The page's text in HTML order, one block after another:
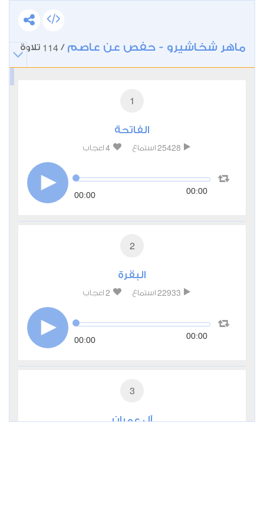
ماهر شخاشيرو - حفص عن عاصم /
114 تلاوة
1
الفاتحة
25428 استماع 4 اعجاب
00:00 00:00
2
البقرة
22933 استماع 2 اعجاب
00:00 00:00
3
آل عمران